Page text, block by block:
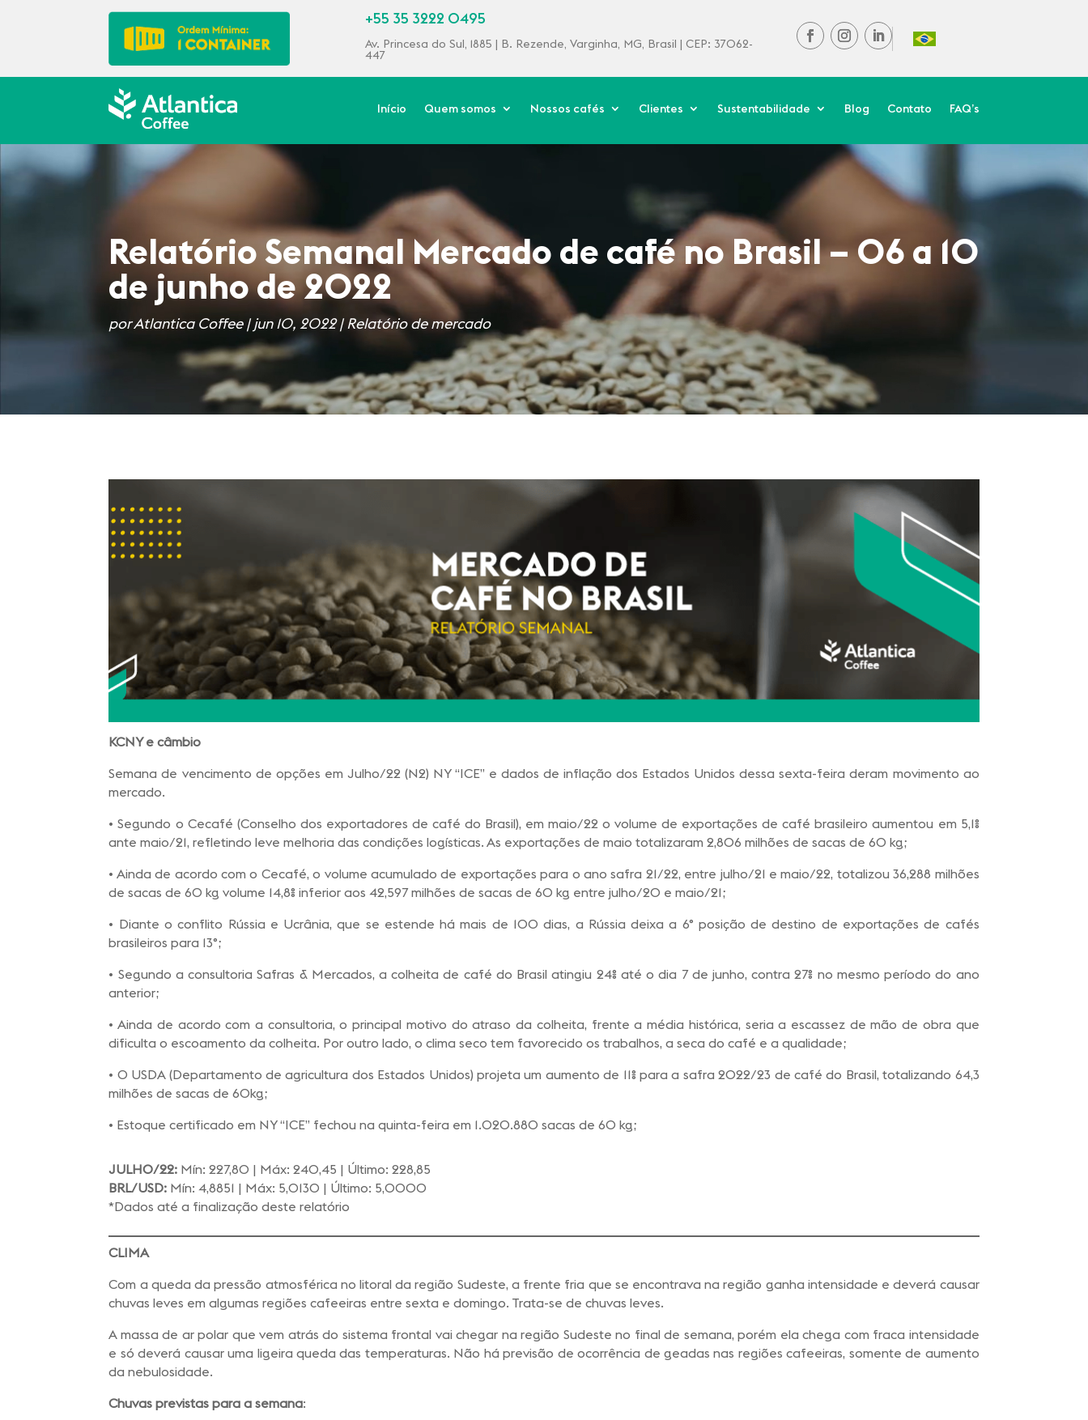
+55 35 3222 0495
Av. Princesa do Sul, 1885 | B. Rezende, Varginha, MG, Brasil | CEP: 37062-
447
Início Quem somos Nossos cafés Clientes Sustentabilidade Blog Contato FAQ’s
Relatório Semanal Mercado de café no Brasil – 06 a 10
de junho de 2022
porAtlantica Coffee|jun 10, 2022|Relatório de mercado
KCNY e câmbio
Semana de vencimento de opções em Julho/22 (N2) NY “ICE” e dados de inflação dos Estados Unidos dessa sexta-feira deram movimento ao
mercado.
• Segundo o Cecafé (Conselho dos exportadores de café do Brasil), em maio/22 o volume de exportações de café brasileiro aumentou em 5,1%
ante maio/21, refletindo leve melhoria das condições logísticas. As exportações de maio totalizaram 2,806 milhões de sacas de 60 kg;
• Ainda de acordo com o Cecafé, o volume acumulado de exportações para o ano safra 21/22, entre julho/21 e maio/22, totalizou 36,288 milhões
de sacas de 60 kg volume 14,8% inferior aos 42,597 milhões de sacas de 60 kg entre julho/20 e maio/21;
• Diante o conflito Rússia e Ucrânia, que se estende há mais de 100 dias, a Rússia deixa a 6° posição de destino de exportações de cafés
brasileiros para 13°;
• Segundo a consultoria Safras & Mercados, a colheita de café do Brasil atingiu 24% até o dia 7 de junho, contra 27% no mesmo período do ano
anterior;
• Ainda de acordo com a consultoria, o principal motivo do atraso da colheita, frente a média histórica, seria a escassez de mão de obra que
dificulta o escoamento da colheita. Por outro lado, o clima seco tem favorecido os trabalhos, a seca do café e a qualidade;
• O USDA (Departamento de agricultura dos Estados Unidos) projeta um aumento de 11% para a safra 2022/23 de café do Brasil, totalizando 64,3
milhões de sacas de 60kg;
• Estoque certificado em NY “ICE” fechou na quinta-feira em 1.020.880 sacas de 60 kg;
JULHO/22: Mín: 227,80 | Máx: 240,45 | Último: 228,85
BRL/USD: Mín: 4,8851 | Máx: 5,0130 | Último: 5,0000
*Dados até a finalização deste relatório
CLIMA
Com a queda da pressão atmosférica no litoral da região Sudeste, a frente fria que se encontrava na região ganha intensidade e deverá causar
chuvas leves em algumas regiões cafeeiras entre sexta e domingo. Trata-se de chuvas leves.
A massa de ar polar que vem atrás do sistema frontal vai chegar na região Sudeste no final de semana, porém ela chega com fraca intensidade
e só deverá causar uma ligeira queda das temperaturas. Não há previsão de ocorrência de geadas nas regiões cafeeiras, somente de aumento
da nebulosidade.
Chuvas previstas para a semana: